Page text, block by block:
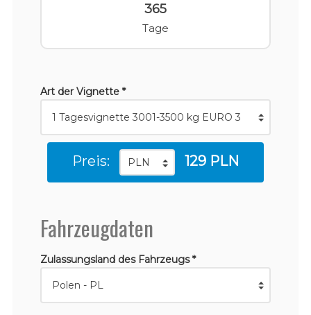
365
Tage
Art der Vignette *
Preis: 129 PLN
Fahrzeugdaten
Zulassungsland des Fahrzeugs *